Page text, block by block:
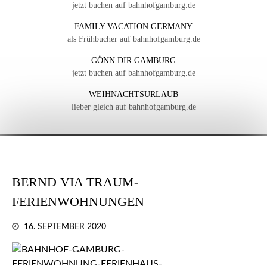
jetzt buchen auf bahnhofgamburg.de
FAMILY VACATION GERMANY
als Frühbucher auf bahnhofgamburg.de
GÖNN DIR GAMBURG
jetzt buchen auf bahnhofgamburg.de
WEIHNACHTSURLAUB
lieber gleich auf bahnhofgamburg.de
BERND VIA TRAUM-
FERIENWOHNUNGEN
16. SEPTEMBER 2020